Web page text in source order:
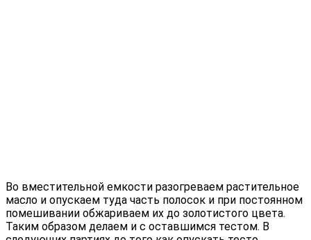
Во вместительной емкости разогреваем растительное
масло и опускаем туда часть полосок и при постоянном
помешивании обжариваем их до золотистого цвета.
Таким образом делаем и с оставшимся тестом. В